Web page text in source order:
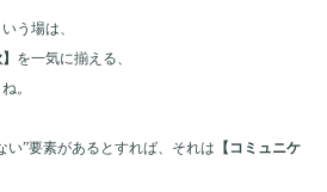
う場は、
を一気に揃える、
。
い”要素があるとすれば、それは 【コミュニケ